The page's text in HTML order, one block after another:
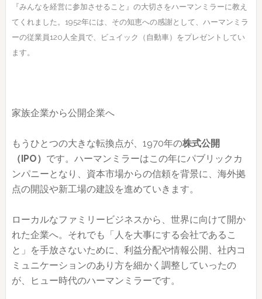
『みんなを経営に参加させること』の大切さをハーマンミラーに教え
てくれました。1952年には、その知恵への感謝として、ハーマンミラ
ーの従業員120人全員で、ビュイック（自動車）をプレゼントしてい
ます。
家族企業から公開企業へ
もうひとつの大きな転換点が、1970年の株式公開
（IPO） です。ハーマンミラーはこの年にパブリックカ
ンパニーとなり、資本市場からの信頼を背景に、海外拠
点の開設や新工場の建設を進めていきます。
ローカルなファミリービジネスから、世界に向けて開か
れた企業へ。それでも「人を大事にする会社であるこ
と」を手放さないために、利益分配や情報公開、社内コ
ミュニケーションのあり方を細かく調整していったの
が、ヒュー時代のハーマンミラーです。